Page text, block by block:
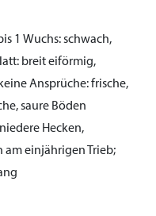
1 Wuchs:schwach,
breit eiförmig,
keineAnsprüche:frische,
saure Böden
Hecken,
am einjährigen Trieb;